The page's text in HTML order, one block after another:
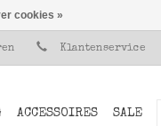
Klantenservice
ACCESSOIRES SALE
cookies »